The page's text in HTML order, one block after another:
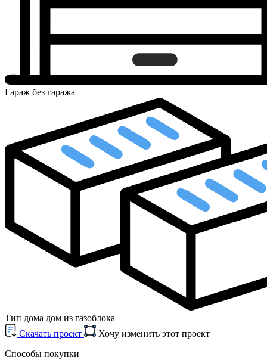
Гараж без гаража
Тип дома дом из газоблока
Cкачать проект
Хочу изменить этот проект
Способы покупки